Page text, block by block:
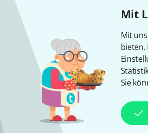
Mit
Mit
bieten.
Sie
105